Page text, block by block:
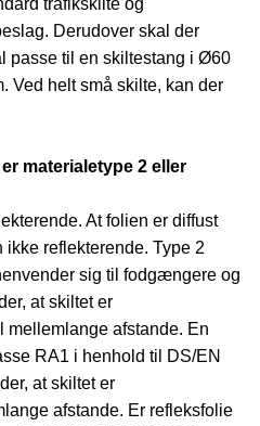
trafikskilte og
Derudover skal der
passe til en skiltestang i Ø60
Ved helt små skilte, kan der
materialetype 2 eller
At folien er diffust
ikke reflekterende. Type 2
sig til fodgængere og
at skiltet er
mellemlange afstande. En
RA1 i henhold til DS/EN
at skiltet er
afstande. Er refleksfolie